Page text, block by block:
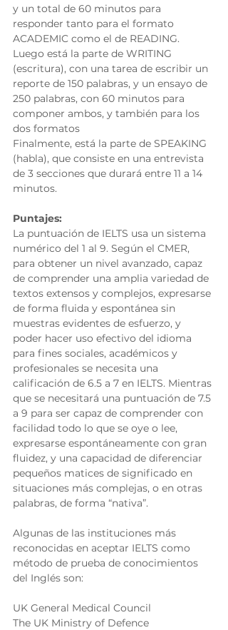
y un total de 60 minutos para
responder tanto para el formato
ACADEMIC como el de READING.
Luego está la parte de WRITING
(escritura), con una tarea de escribir un
reporte de 150 palabras, y un ensayo de
250 palabras, con 60 minutos para
componer ambos, y también para los
dos formatos
Finalmente, está la parte de SPEAKING
(habla), que consiste en una entrevista
de 3 secciones que durará entre 11 a 14
minutos.
Puntajes:
La puntuación de IELTS usa un sistema
numérico del 1 al 9. Según el CMER,
para obtener un nivel avanzado, capaz
de comprender una amplia variedad de
textos extensos y complejos, expresarse
de forma fluida y espontánea sin
muestras evidentes de esfuerzo, y
poder hacer uso efectivo del idioma
para fines sociales, académicos y
profesionales se necesita una
calificación de 6.5 a 7 en IELTS. Mientras
que se necesitará una puntuación de 7.5
a 9 para ser capaz de comprender con
facilidad todo lo que se oye o lee,
expresarse espontáneamente con gran
fluidez, y una capacidad de diferenciar
pequeños matices de significado en
situaciones más complejas, o en otras
palabras, de forma “nativa”.
Algunas de las instituciones más
reconocidas en aceptar IELTS como
método de prueba de conocimientos
del Inglés son:
UK General Medical Council
The UK Ministry of Defence